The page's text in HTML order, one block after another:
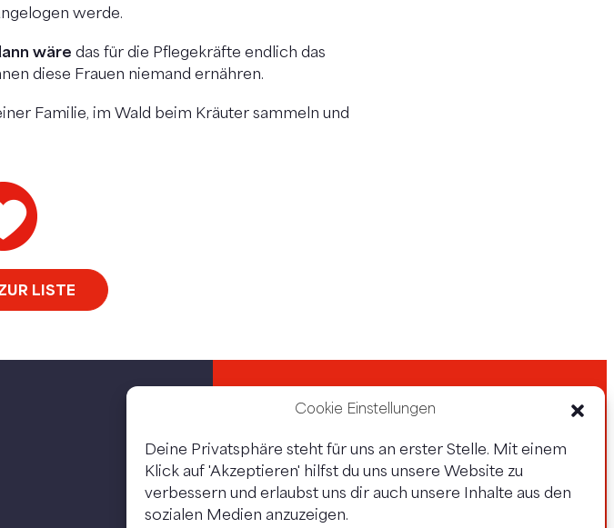
Cookie Einstellungen
Deine Privatsphäre steht für uns an erster Stelle. Mit einem
Klick auf 'Akzeptieren' hilfst du uns unsere Website zu
verbessern und erlaubst uns dir auch unsere Inhalte aus den
sozialen Medien anzuzeigen.
werde.
wäre das für die Pflegekräfte endlich das
diese Frauen niemand ernähren.
Familie, im Wald beim Kräuter sammeln und
LISTE
Datenschutz